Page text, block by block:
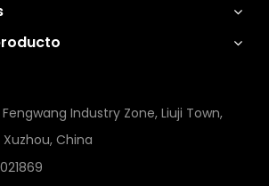
Industry Zone, Liuji Town,
China